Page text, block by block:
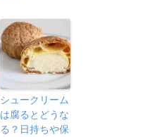
シュークリーム
は腐るとどうな
る？日持ちや保